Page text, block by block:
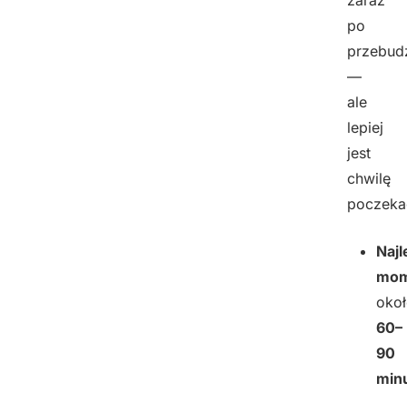
po
—
ale
lepiej
jest
chwilę
60–
90